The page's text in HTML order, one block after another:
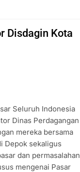
Disdagin Kota
Seluruh Indonesia
Dinas Perdagangan
mereka bersama
Depok sekaligus
dan permasalahan
mengenai Pasar